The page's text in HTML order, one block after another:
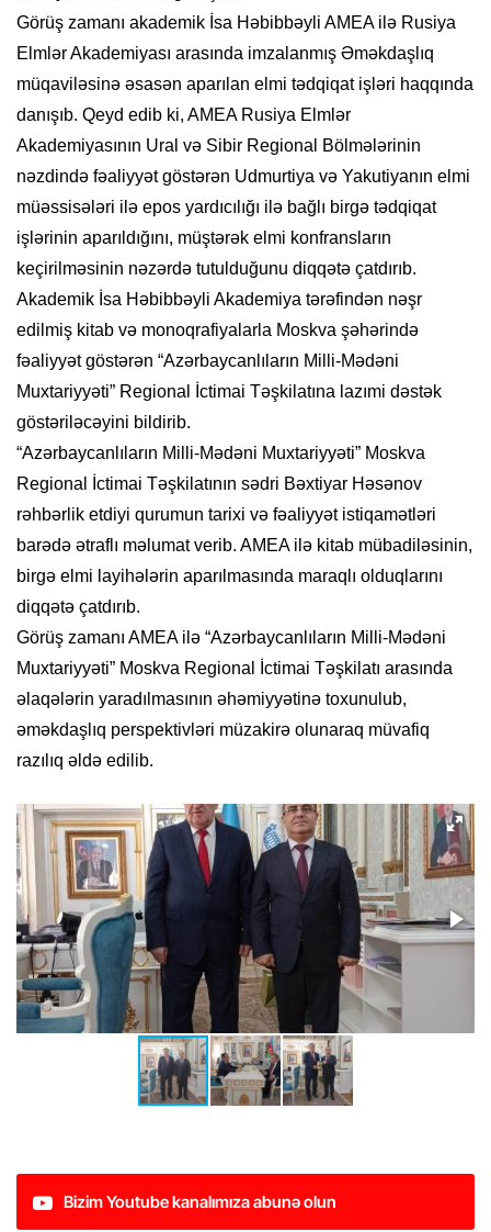
Görüş zamanı akademik İsa Həbibbəyli AMEA ilə Rusiya
Elmlər Akademiyası arasında imzalanmış Əməkdaşlıq
müqaviləsinə əsasən aparılan elmi tədqiqat işləri haqqında
danışıb. Qeyd edib ki, AMEA Rusiya Elmlər
Akademiyasının Ural və Sibir Regional Bölmələrinin
nəzdində fəaliyyət göstərən Udmurtiya və Yakutiyanın elmi
müəssisələri ilə epos yardıcılığı ilə bağlı birgə tədqiqat
işlərinin aparıldığını, müştərək elmi konfransların
keçirilməsinin nəzərdə tutulduğunu diqqətə çatdırıb.
Akademik İsa Həbibbəyli Akademiya tərəfindən nəşr
edilmiş kitab və monoqrafiyalarla Moskva şəhərində
fəaliyyət göstərən “Azərbaycanlıların Milli-Mədəni
Muxtariyyəti” Regional İctimai Təşkilatına lazımi dəstək
göstəriləcəyini bildirib.
“Azərbaycanlıların Milli-Mədəni Muxtariyyəti” Moskva
Regional İctimai Təşkilatının sədri Bəxtiyar Həsənov
rəhbərlik etdiyi qurumun tarixi və fəaliyyət istiqamətləri
barədə ətraflı məlumat verib. AMEA ilə kitab mübadiləsinin,
birgə elmi layihələrin aparılmasında maraqlı olduqlarını
diqqətə çatdırıb.
Görüş zamanı AMEA ilə “Azərbaycanlıların Milli-Mədəni
Muxtariyyəti” Moskva Regional İctimai Təşkilatı arasında
əlaqələrin yaradılmasının əhəmiyyətinə toxunulub,
əməkdaşlıq perspektivləri müzakirə olunaraq müvafiq
razılıq əldə edilib.
Bizim Youtube kanalımıza abunə olun